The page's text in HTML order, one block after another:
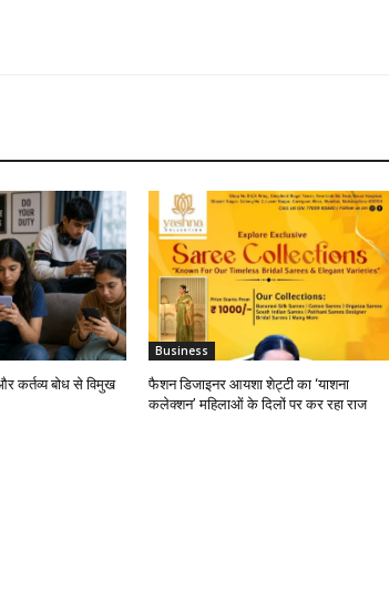
कर्तव्य बोध से विमुख
Business
फैशन डिजाइनर आयशा शेट्टी का ‘याशना
कलेक्शन’ महिलाओं के दिलों पर कर रहा राज